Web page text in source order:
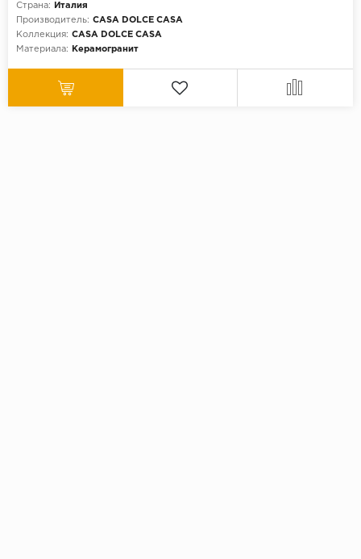
Страна:
Италия
Производитель: CASA DOLCE CASA
Коллекция: CASA DOLCE CASA
Материала:
Керамогранит